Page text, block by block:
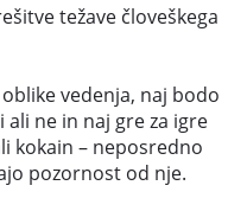
težave človeškega
vedenja, naj bodo
ne in naj gre za igre
kokain – neposredno
pozornost od nje.